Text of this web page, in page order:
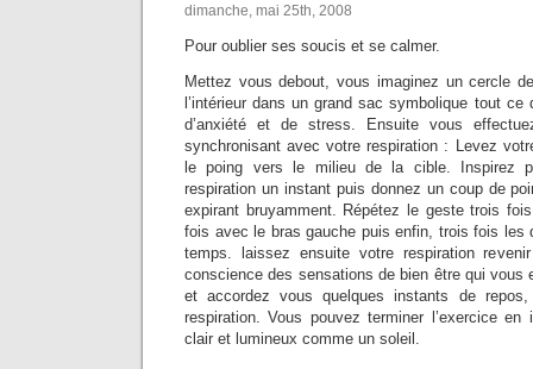
dimanche, mai 25th, 2008
Pour oublier ses soucis et se calmer.
Mettez vous debout, vous imaginez un cercle
l’intérieur dans un grand sac symbolique tout
d’anxiété et de stress. Ensuite vous
synchronisant avec votre respiration : Levez
le poing vers le milieu de la cible. Inspirez
respiration un instant puis donnez un coup de
expirant bruyamment. Répétez le geste trois
fois avec le bras gauche puis enfin, trois fois les
temps. laissez ensuite votre respiration
conscience des sensations de bien être qui vous
et accordez vous quelques instants de
respiration. Vous pouvez terminer l’exercice
clair et lumineux comme un soleil.